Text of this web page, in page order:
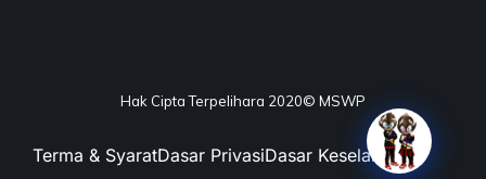
Hak Cipta Terpelihara 2020© MSWP
Terma & SyaratDasar PrivasiDasar Keselamatan